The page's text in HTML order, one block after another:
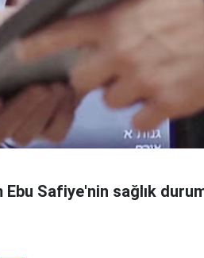
Safiye'nin sağlık